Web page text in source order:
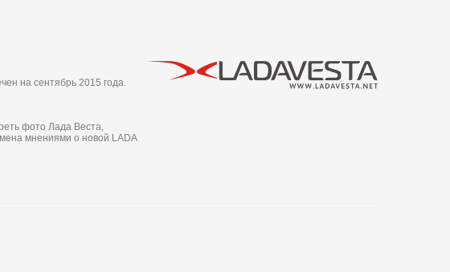
на сентябрь 2015 года.
фото Лада Веста,
мнениями о новой LADA